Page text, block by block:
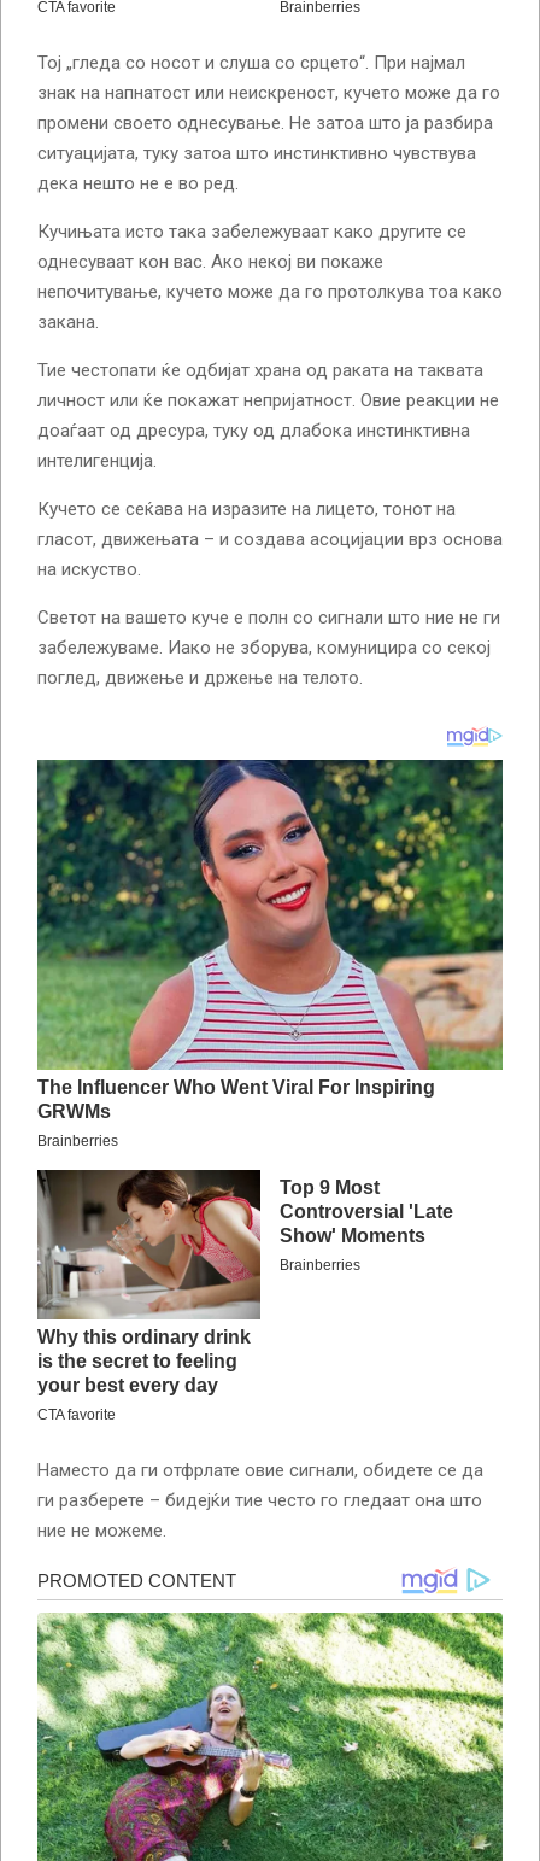
Тој „гледа со носот и слуша со срцето“. При најмал
знак на напнатост или неискреност, кучето може да го
промени своето однесување. Не затоа што ја разбира
ситуацијата, туку затоа што инстинктивно чувствува
дека нешто не е во ред.
Кучињата исто така забележуваат како другите се
однесуваат кон вас. Ако некој ви покаже
непочитување, кучето може да го протолкува тоа како
закана.
Тие честопати ќе одбијат храна од раката на таквата
личност или ќе покажат непријатност. Овие реакции не
доаѓаат од дресура, туку од длабока инстинктивна
интелигенција.
Кучето се сеќава на изразите на лицето, тонот на
гласот, движењата – и создава асоцијации врз основа
на искуство.
Светот на вашето куче е полн со сигнали што ние не ги
забележуваме. Иако не зборува, комуницира со секој
поглед, движење и држење на телото.
Наместо да ги отфрлате овие сигнали, обидете се да
ги разберете – бидејќи тие често го гледаат она што
ние не можеме.